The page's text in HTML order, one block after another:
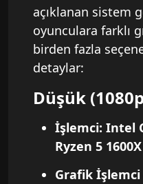
açıklanan sistem
oyunculara farklı
birden fazla
detaylar:
Düşük
İşlemci: Intel
Ryzen 5 1600X
Grafik İşlemci